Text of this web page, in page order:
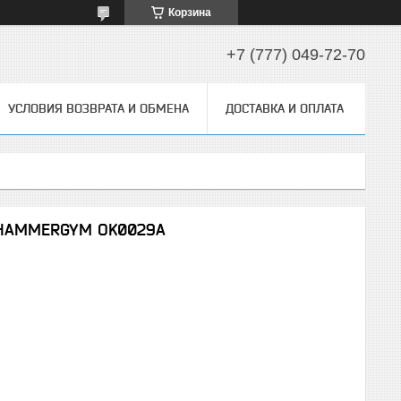
Корзина
+7 (777) 049-72-70
УСЛОВИЯ ВОЗВРАТА И ОБМЕНА ДОСТАВКА И ОПЛАТА
OK0029A